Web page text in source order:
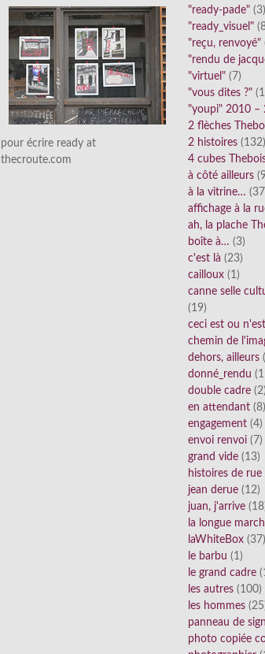
pour écrire ready at
thecroute.com
"ready-pade" (3)
"ready_visuel"
"reçu, renvoyé"
"rendu de
"virtuel" (7)
"vous dites ?"
"youpi" 2010 –
2 flèches
2 histoires (132)
4 cubes
à côté ailleurs
à la vitrine…
affichage à la
ah, la plache
boîte à… (3)
c'est là (23)
cailloux (1)
canne selle
(19)
ceci est ou
chemin de
dehors, ailleurs
donné_rendu
double cadre (2)
en attendant (8)
engagement (4)
envoi renvoi (7)
grand vide (13)
histoires de rue
jean derue (12)
juan, j'arrive
la longue
laWhiteBox (37)
le barbu (1)
le grand cadre
les autres (100)
les hommes
panneau de
photo copiée